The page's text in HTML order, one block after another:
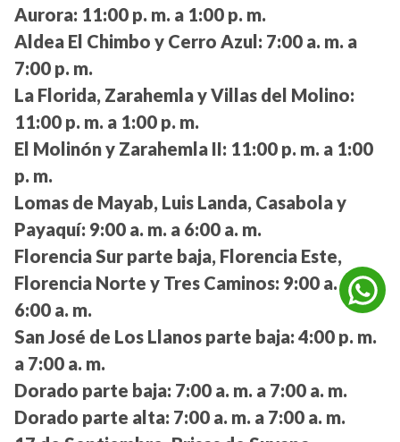
Aurora: 11:00 p. m. a 1:00 p. m.
Aldea El Chimbo y Cerro Azul: 7:00 a. m. a
7:00 p. m.
La Florida, Zarahemla y Villas del Molino:
11:00 p. m. a 1:00 p. m.
El Molinón y Zarahemla II: 11:00 p. m. a 1:00
p. m.
Lomas de Mayab, Luis Landa, Casabola y
Payaquí: 9:00 a. m. a 6:00 a. m.
Florencia Sur parte baja, Florencia Este,
Florencia Norte y Tres Caminos: 9:00 a. m. a
6:00 a. m.
San José de Los Llanos parte baja: 4:00 p. m.
a 7:00 a. m.
Dorado parte baja: 7:00 a. m. a 7:00 a. m.
Dorado parte alta: 7:00 a. m. a 7:00 a. m.